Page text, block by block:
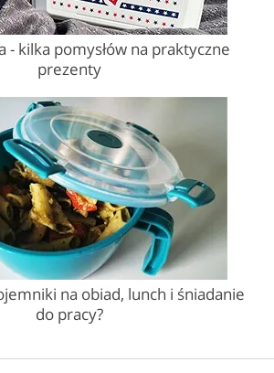
- kilka pomysłów na praktyczne
prezenty
na obiad, lunch i śniadanie
do pracy?